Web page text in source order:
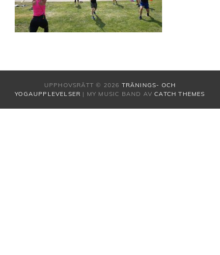
UPPHOVSRÄTT © 2026 TRÄNINGS- OCH
YOGAUPPLEVELSER | MY MUSIC BAND AVCATCH THEMES